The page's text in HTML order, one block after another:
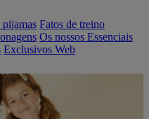
pijamas Fatos de treino
Os nossos Essenciais
Exclusivos Web